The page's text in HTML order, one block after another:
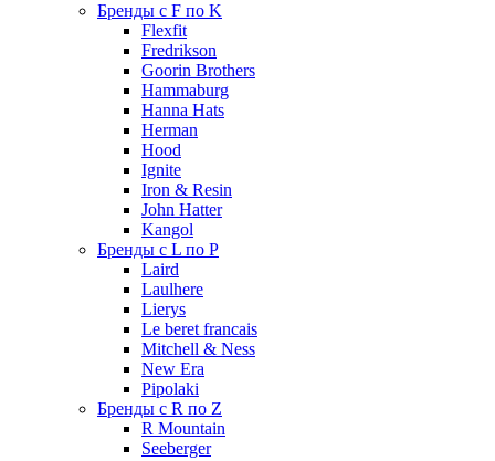
Бренды с F по K
Flexfit
Fredrikson
Goorin Brothers
Hammaburg
Hanna Hats
Herman
Hood
Ignite
Iron & Resin
John Hatter
Kangol
Бренды с L по P
Laird
Laulhere
Lierys
Le beret francais
Mitchell & Ness
New Era
Pipolaki
Бренды с R по Z
R Mountain
Seeberger